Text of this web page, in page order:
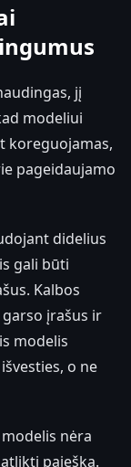
jį
modeliui
koreguojamas,
pageidaujamo
didelius
gali būti
Kalbos
įrašus ir
modelis
o ne
nėra
paiešką.